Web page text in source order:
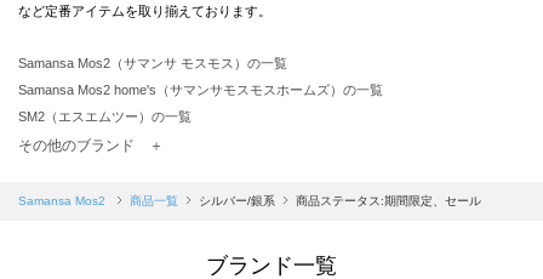
など定番アイテムを取り揃えております。
Samansa Mos2（サマンサ モスモス）の一覧
Samansa Mos2 home's（サマンサモスモスホームズ）の一覧
SM2（エスエムツー）の一覧
TSUHARU by Samansa Mos2（ツハルバイサマンサモスモス）の一覧
Samansa Mos2 blue（サマンサモスモス ブルー）の一覧
その他のブランド ＋
Samansa Mos2 商品一覧 シルバー/銀系 商品ステータス:期間限定、セール
ブランド一覧